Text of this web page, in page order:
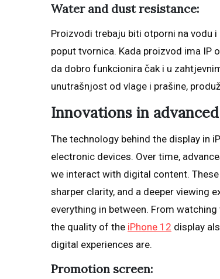
Water and dust resistance:
Proizvodi trebaju biti otporni na vodu
poput tvornica. Kada proizvod ima IP
da dobro funkcionira čak i u
unutrašnjost od vlage i prašine,
Innovations in
The technology behind the display in
electronic devices. Over time,
we interact with digital content.
sharper clarity, and a deeper viewing
everything in between. From
the quality of the iPhone 12 display
digital experiences are.
Promotion screen: